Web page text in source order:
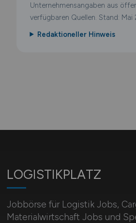
Unternehmensangaben aus
verfügbaren Quellen. Stand: Mai
Redaktioneller Hinweis
LOGISTIKPLATZ
Jobbörse für Logistik Jobs,
Materialwirtschaft Jobs und